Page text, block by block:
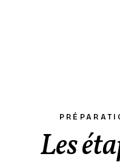
Les